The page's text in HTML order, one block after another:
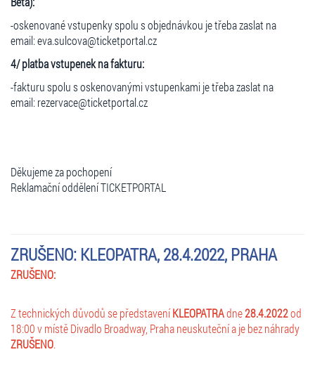
-oskenované vstupenky spolu s objednávkou je třeba zaslat na
email: eva.sulcova@ticketportal.cz
4/ platba vstupenek na fakturu:
-fakturu spolu s oskenovanými vstupenkami je třeba zaslat na
email: rezervace@ticketportal.cz
Děkujeme za pochopení
Reklamační oddělení TICKETPORTAL
ZRUŠENO: KLEOPATRA, 28.4.2022, PRAHA
ZRUŠENO:
Z technických důvodů se představeníKLEOPATRAdne28.4.2022od
18:00 v místě Divadlo Broadway, Praha neuskuteční a je bez náhrady
ZRUŠENO.